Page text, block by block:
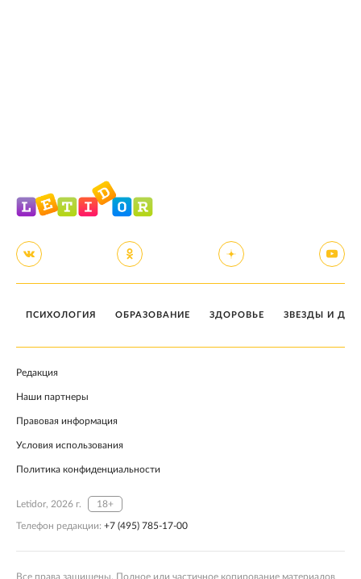
ПСИХОЛОГИЯ ОБРАЗОВАНИЕ ЗДОРОВЬЕ ЗВЕЗДЫ И
Редакция
Наши партнеры
Правовая информация
Условия использования
Политика конфиденциальности
Letidor, 2026 г. 18+
Телефон редакции: +7 (495) 785-17-00
Все права защищены. Полное или частичное копирование материалов